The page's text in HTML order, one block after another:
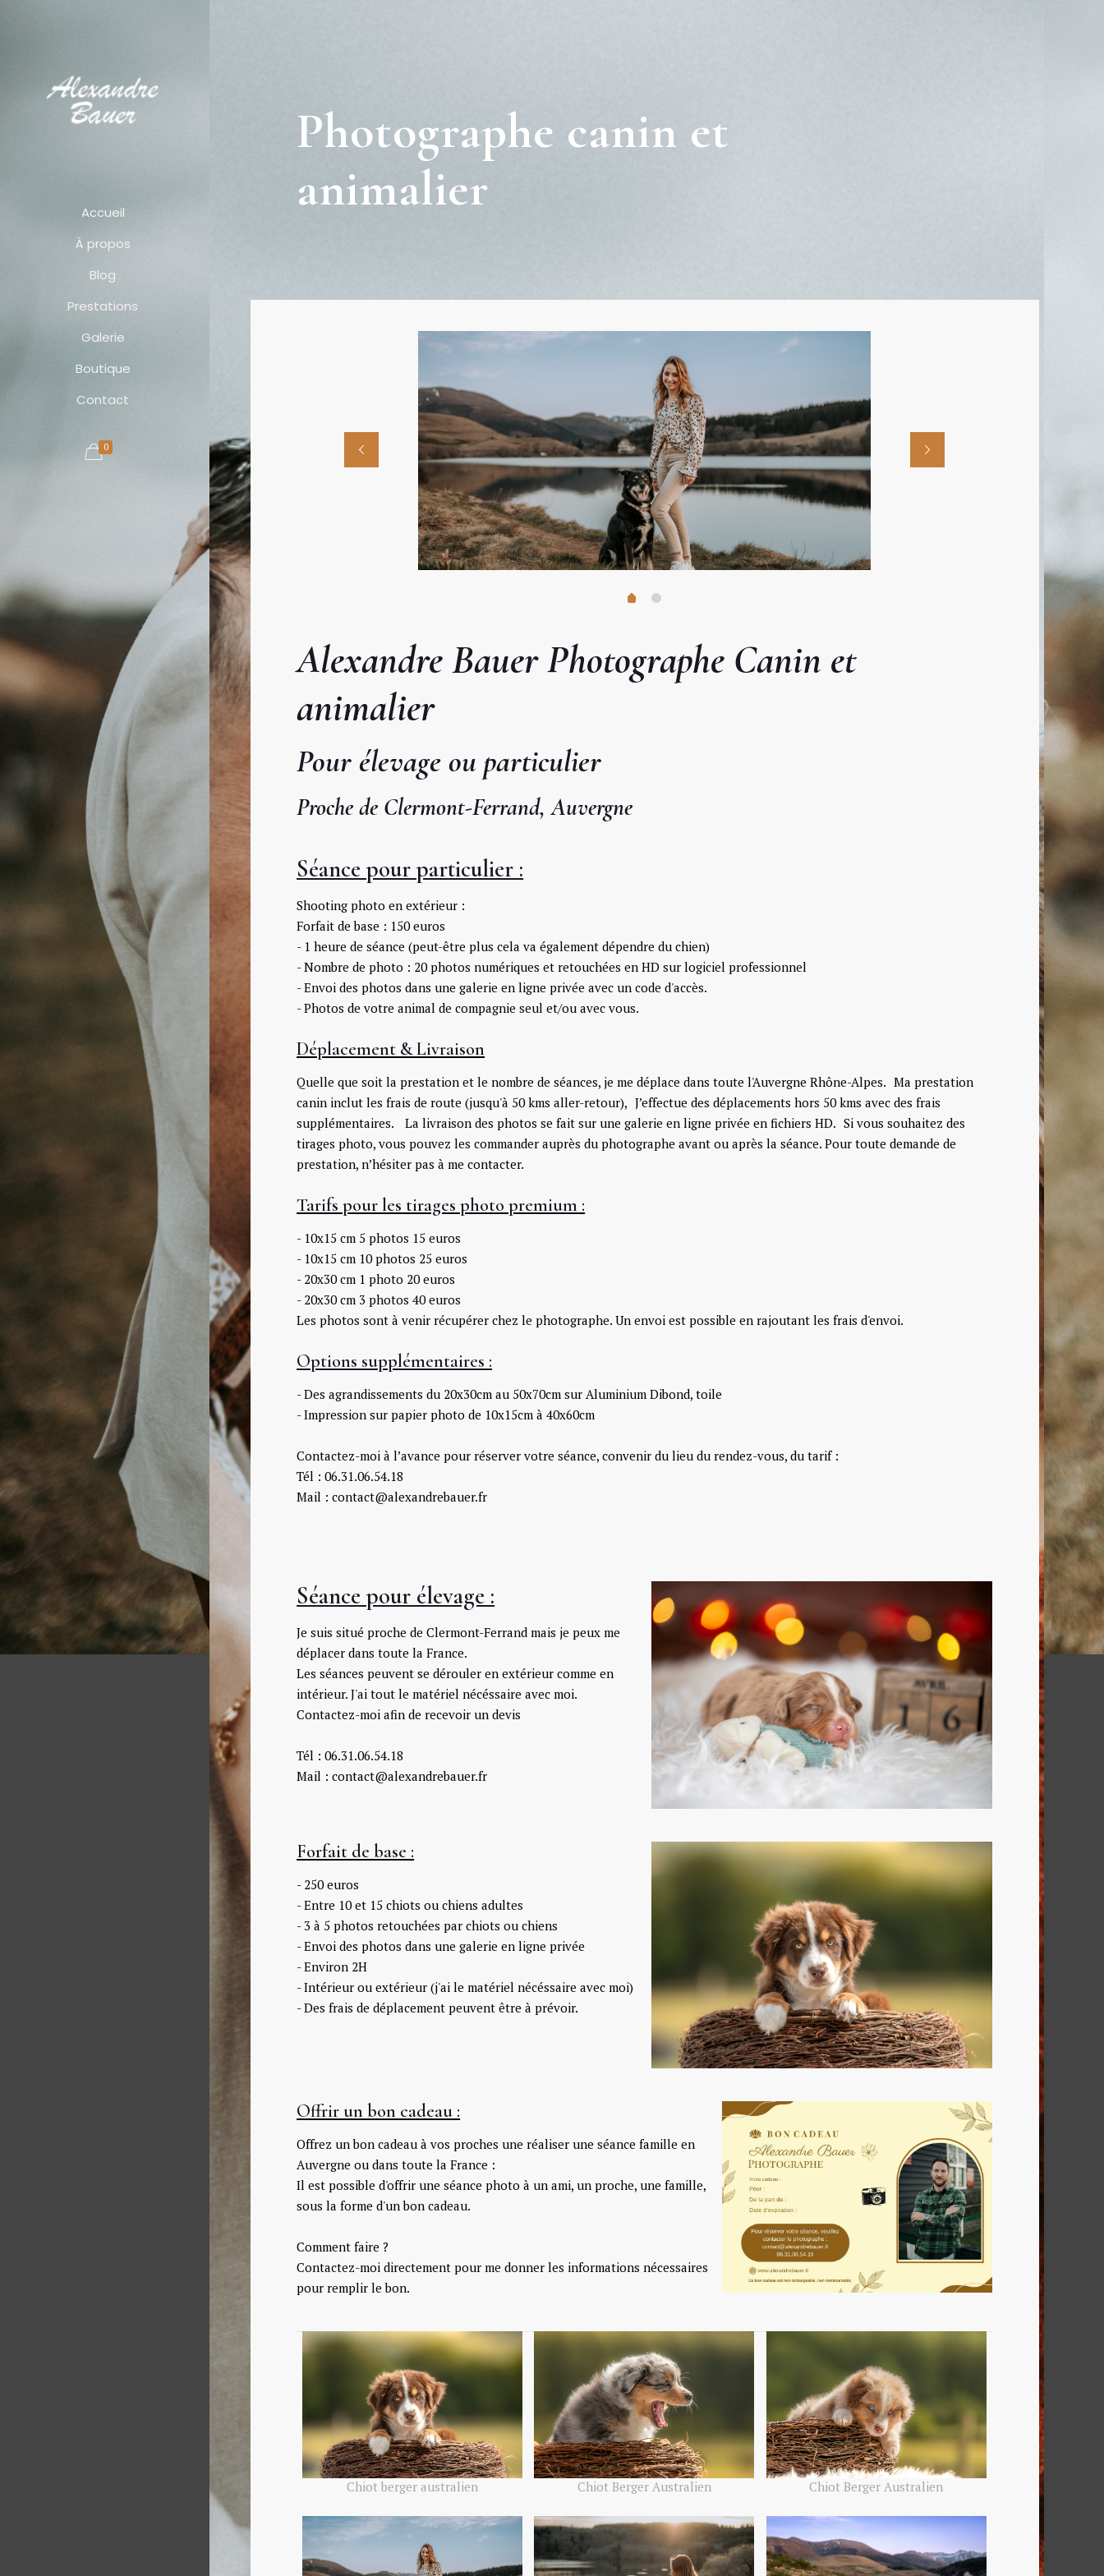
Accueil
À propos
Blog
Prestations
Galerie
Boutique
Contact
0
Photographe canin et
animalier
Alexandre Bauer Photographe Canin et
animalier
Pour élevage ou particulier
Proche de Clermont-Ferrand, Auvergne
Séance pour particulier :
Shooting photo en extérieur :
Forfait de base : 150 euros
- 1 heure de séance (peut-être plus cela va également dépendre du chien)
- Nombre de photo : 20 photos numériques et retouchées en HD sur logiciel professionnel
- Envoi des photos dans une galerie en ligne privée avec un code d'accès.
- Photos de votre animal de compagnie seul et/ou avec vous.
Déplacement & Livraison
Quelle que soit la prestation et le nombre de séances, je me déplace dans toute l'Auvergne Rhône-Alpes. Ma prestation
canin inclut les frais de route (jusqu'à 50 kms aller-retour), J’effectue des déplacements hors 50 kms avec des frais
supplémentaires. La livraison des photos se fait sur une galerie en ligne privée en fichiers HD. Si vous souhaitez des
tirages photo, vous pouvez les commander auprès du photographe avant ou après la séance. Pour toute demande de
prestation, n’hésiter pas à me contacter.
Tarifs pour les tirages photo premium :
- 10x15 cm 5 photos 15 euros
- 10x15 cm 10 photos 25 euros
- 20x30 cm 1 photo 20 euros
- 20x30 cm 3 photos 40 euros
Les photos sont à venir récupérer chez le photographe. Un envoi est possible en rajoutant les frais d'envoi.
Options supplémentaires :
- Des agrandissements du 20x30cm au 50x70cm sur Aluminium Dibond, toile
- Impression sur papier photo de 10x15cm à 40x60cm
Contactez-moi à l’avance pour réserver votre séance, convenir du lieu du rendez-vous, du tarif :
Tél : 06.31.06.54.18
Mail : contact@alexandrebauer.fr
Séance pour élevage :
Je suis situé proche de Clermont-Ferrand mais je peux me
déplacer dans toute la France.
Les séances peuvent se dérouler en extérieur comme en
intérieur. J'ai tout le matériel nécéssaire avec moi.
Contactez-moi afin de recevoir un devis
Tél : 06.31.06.54.18
Mail : contact@alexandrebauer.fr
Forfait de base :
- 250 euros
- Entre 10 et 15 chiots ou chiens adultes
- 3 à 5 photos retouchées par chiots ou chiens
- Envoi des photos dans une galerie en ligne privée
- Environ 2H
- Intérieur ou extérieur (j'ai le matériel nécéssaire avec moi)
- Des frais de déplacement peuvent être à prévoir.
Offrir un bon cadeau :
Offrez un bon cadeau à vos proches une réaliser une séance famille en
Auvergne ou dans toute la France :
Il est possible d'offrir une séance photo à un ami, un proche, une famille,
sous la forme d'un bon cadeau.
Comment faire ?
Contactez-moi directement pour me donner les informations nécessaires
pour remplir le bon.
Chiot berger australien Chiot Berger Australien Chiot Berger Australien